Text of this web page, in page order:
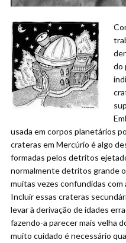
do
usada em corpos planetários
crateras em Mercúrio é algo
formadas pelos detritos
normalmente detritos grande
muitas vezes confundidas com
Incluir essas crateras
levar à derivação de idades
fazendo-a parecer mais velha
muito cuidado é necessário